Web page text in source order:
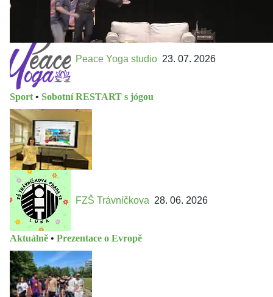
Peace Yoga studio 23. 07. 2026
Sport • Sobotní RESTART s jógou
FZŠ Trávníčkova 28. 06. 2026
Aktuálně • Prezentace o Evropě